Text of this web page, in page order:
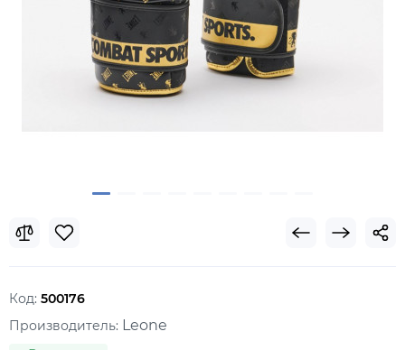
Код: 500176
Производитель: Leone